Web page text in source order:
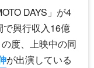
DAYS」が4
で興行収入16億
度、上映中の同
が出演している